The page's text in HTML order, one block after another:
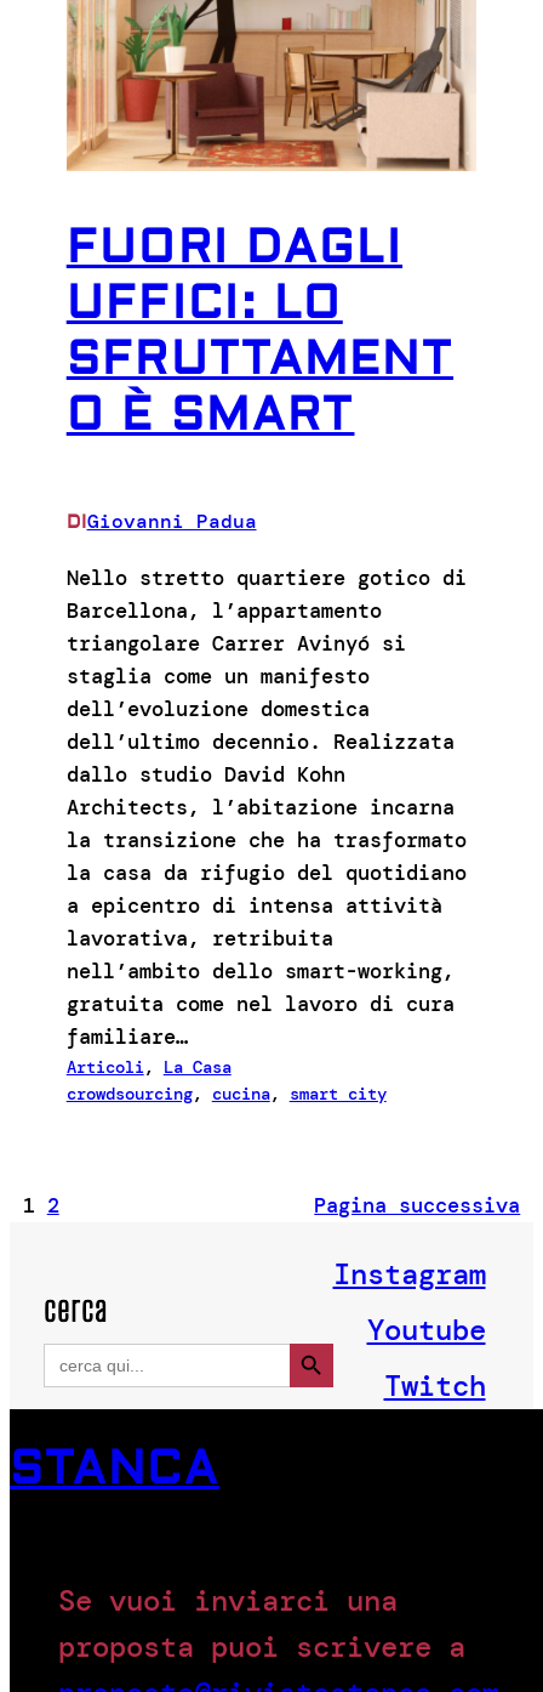
FUORI DAGLI
UFFICI: LO
SFRUTTAMENT
O È SMART
DIGiovanni Padua
Nello stretto quartiere gotico di
Barcellona, l’appartamento
triangolare Carrer Avinyó si
staglia come un manifesto
dell’evoluzione domestica
dell’ultimo decennio. Realizzata
dallo studio David Kohn
Architects, l’abitazione incarna
la transizione che ha trasformato
la casa da rifugio del quotidiano
a epicentro di intensa attività
lavorativa, retribuita
nell’ambito dello smart-working,
gratuita come nel lavoro di cura
familiare…
Articoli, La Casa
crowdsourcing, cucina, smart city
1 2 Pagina successiva
cerca
Search
for:
Search Button
Instagram
Youtube
Twitch
STANCA
Se vuoi inviarci una
proposta puoi scrivere a